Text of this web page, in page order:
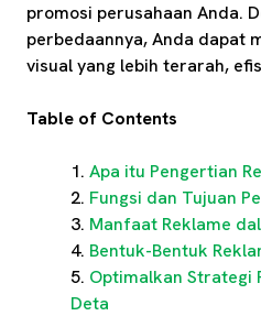
promosi perusahaan Anda.
perbedaannya, Anda dapat
visual yang lebih terarah,
Table of Contents
Apa itu Pengertian
Fungsi dan Tujuan
Manfaat Reklame
Bentuk-Bentuk
Optimalkan Strategi
Deta